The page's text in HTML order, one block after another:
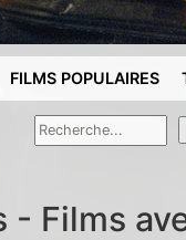
FILMS POPULAIRES
- Films